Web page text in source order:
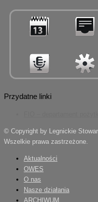
Przydatne linki
© Copyright by Legnickie
Wszelkie prawa zastrzeżone.
Aktualności
OWES
O nas
Nasze działania
ARCHIWUM